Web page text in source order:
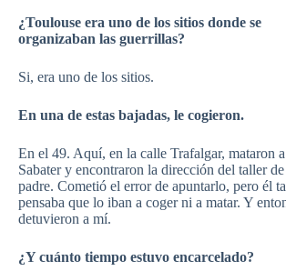
¿Toulouse era uno de los sitios donde se
organizaban las guerrillas?
Si, era uno de los sitios.
En una de estas bajadas, le cogieron.
En el 49. Aquí, en la calle Trafalgar, mataron
Sabater y encontraron la dirección del taller
padre. Cometió el error de apuntarlo, pero él
pensaba que lo iban a coger ni a matar. Y
detuvieron a mí.
¿Y cuánto tiempo estuvo encarcelado?